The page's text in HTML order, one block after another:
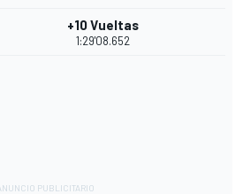
+10 Vueltas
1:29'08.652